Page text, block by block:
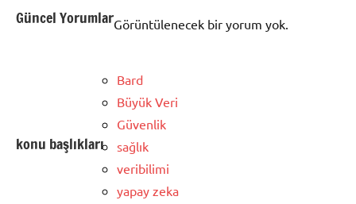
Güncel YorumlarGörüntülenecek bir yorum yok.
konu başlıkları
Bard
Büyük Veri
Güvenlik
sağlık
veribilimi
yapay zeka